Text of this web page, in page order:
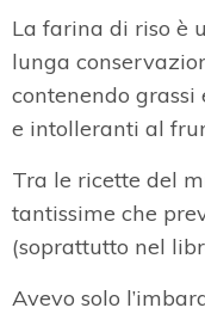
La farina di riso è
lunga
contenendo
e intolleranti al
Tra le ricette del
tantissime che
(soprattutto nel
Avevo solo